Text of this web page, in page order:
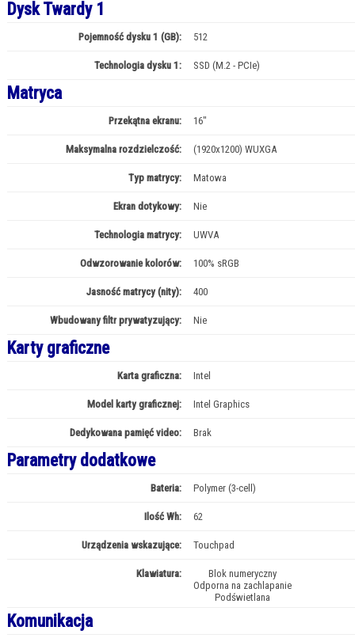
Dysk Twardy 1
Pojemność dysku 1 (GB): 512
Technologia dysku 1: SSD (M.2 - PCIe)
Matryca
Przekątna ekranu: 16"
Maksymalna rozdzielczość: (1920x1200) WUXGA
Typ matrycy: Matowa
Ekran dotykowy: Nie
Technologia matrycy: UWVA
Odwzorowanie kolorów: 100% sRGB
Jasność matrycy (nity): 400
Wbudowany filtr prywatyzujący: Nie
Karty graficzne
Karta graficzna: Intel
Model karty graficznej: Intel Graphics
Dedykowana pamięć video: Brak
Parametry dodatkowe
Bateria: Polymer (3-cell)
Ilość Wh: 62
Urządzenia wskazujące: Touchpad
Klawiatura:
Blok numeryczny
Odporna na zachlapanie
Podświetlana
Komunikacja